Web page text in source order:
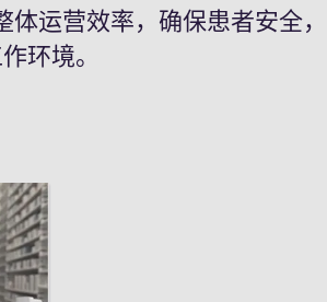
运营效率，确保患者安全，
环境。